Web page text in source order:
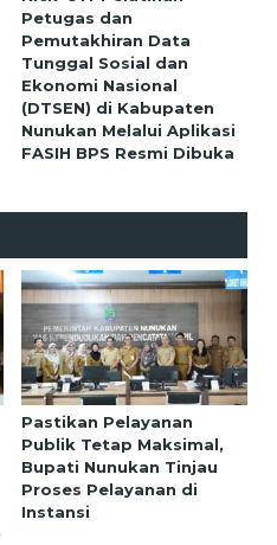
Petugas dan
Pemutakhiran Data
Tunggal Sosial dan
Ekonomi Nasional
(DTSEN) di Kabupaten
Nunukan Melalui Aplikasi
FASIH BPS Resmi Dibuka
Pastikan Pelayanan
Publik Tetap Maksimal,
Bupati Nunukan Tinjau
Proses Pelayanan di
Instansi